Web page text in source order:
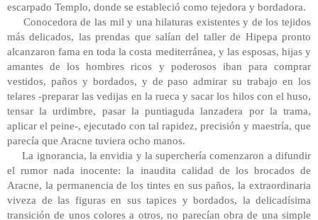
escarpado Templo, donde se estableció como tejedora y bordadora.
Conocedora de las mil y una hilaturas existentes y de los tejidos
más delicados, las prendas que salían del taller de Hipepa pronto
alcanzaron fama en toda la costa mediterránea, y las esposas, hijas y
amantes de los hombres ricos y poderosos iban para comprar
vestidos, paños y bordados, y de paso admirar su trabajo en los
telares -preparar las vedijas en la rueca y sacar los hilos con el huso,
tensar la urdimbre, pasar la puntiaguda lanzadera por la trama,
aplicar el peine-, ejecutado con tal rapidez, precisión y maestría, que
parecía que Aracne tuviera ocho manos.
La ignorancia, la envidia y la superchería comenzaron a difundir
el rumor nada inocente: la inaudita calidad de los brocados de
Aracne, la permanencia de los tintes en sus paños, la extraordinaria
viveza de las figuras en sus tapices y bordados, la delicadísima
transición de unos colores a otros, no parecían obra de una simple